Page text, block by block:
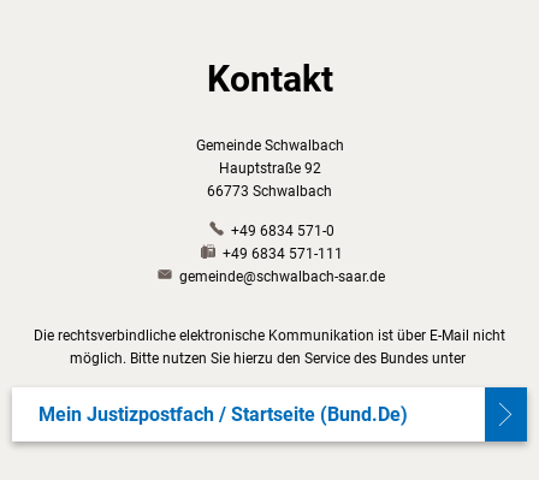
Kontakt
Gemeinde Schwalbach
Hauptstraße 92
66773 Schwalbach
+49 6834 571-0
+49 6834 571-111
gemeinde@schwalbach-saar.de
Die rechtsverbindliche elektronische Kommunikation ist über E-Mail nicht
möglich. Bitte nutzen Sie hierzu den Service des Bundes unter
Mein Justizpostfach / Startseite (bund.de)